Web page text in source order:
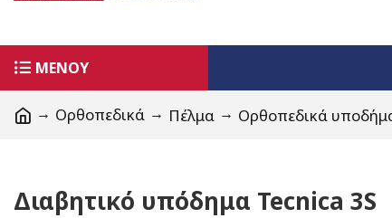
ΜΕΝΟΥ
Ορθοπεδικά Πέλμα Ορθοπεδικά
Διαβητικό υπόδημα Tecnica 3S